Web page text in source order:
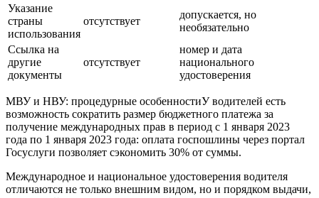
Указание
страны
использования
отсутствует
допускается, но
необязательно
Ссылка на
другие
документы
отсутствует
номер и дата
национального
удостоверения
МВУ и НВУ: процедурные особенностиУ водителей есть
возможность сократить размер бюджетного платежа за
получение международных прав в период с 1 января 2023
года по 1 января 2023 года: оплата госпошлины через портал
Госуслуги позволяет сэкономить 30% от суммы.
Международное и национальное удостоверения водителя
отличаются не только внешним видом, но и порядком выдачи,